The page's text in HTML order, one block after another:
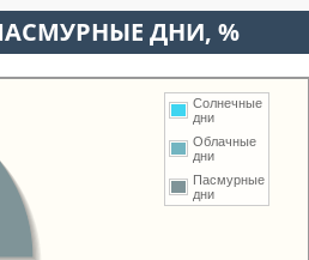
ДНИ, %
Солнечные
дни
Облачные
дни
Пасмурные
дни